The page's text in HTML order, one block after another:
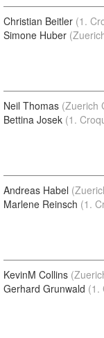
Christian Beitler (1.
Simone Huber
Neil Thomas (Zuerich
Bettina Josek (1.
Andreas Habel
Marlene Reinsch (1.
KevinM Collins
Gerhard Grunwald (1.